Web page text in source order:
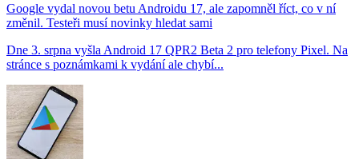
Google vydal novou betu Androidu 17, ale zapomněl říct, co v ní
změnil. Testeři musí novinky hledat sami
Dne 3. srpna vyšla Android 17 QPR2 Beta 2 pro telefony Pixel. Na
stránce s poznámkami k vydání ale chybí...